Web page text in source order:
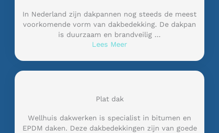
In Nederland zijn dakpannen nog steeds de meest
voorkomende vorm van dakbedekking. De dakpan
is duurzaam en brandveilig …
Lees Meer
Plat dak
Wellhuis dakwerken is specialist in bitumen en
EPDM daken. Deze dakbedekkingen zijn van goede